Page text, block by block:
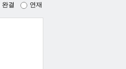
완결 연재